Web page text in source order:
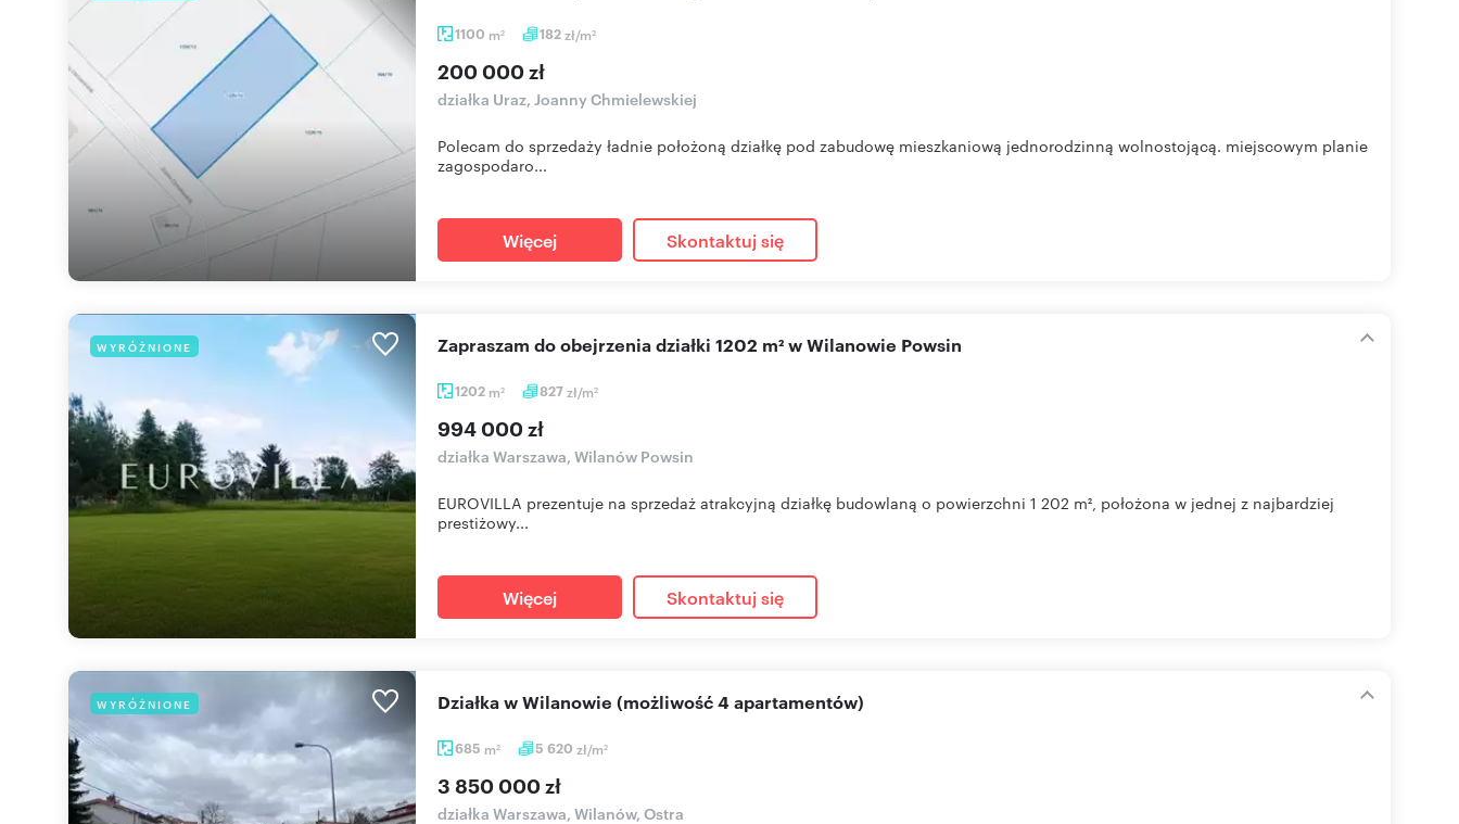
1100 m2 182zł/m2
200 000 zł
działka Uraz, Joanny Chmielewskiej
Polecam do sprzedaży ładnie położoną działkę pod zabudowę mieszkaniową jednorodzinną wolnostojącą. miejscowym planie
zagospodaro...
Więcej Skontaktuj się
WYRÓŻNIONE
1202 m2 827zł/m2
Zapraszam do obejrzenia działki 1202 m² w Wilanowie Powsin
994 000 zł
działka Warszawa, Wilanów Powsin
EUROVILLA prezentuje na sprzedaż atrakcyjną działkę budowlaną o powierzchni 1 202 m², położona w jednej z najbardziej
prestiżowy...
Więcej Skontaktuj się
WYRÓŻNIONE
685 m2 5 620 zł/m2
Działka w Wilanowie (możliwość 4 apartamentów)
3 850 000 zł
działka Warszawa, Wilanów, Ostra